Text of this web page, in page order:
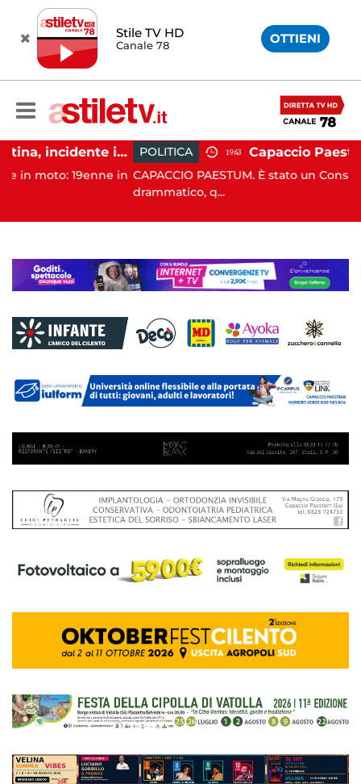
Stile TV HD
Canale 78 OTTIENI
Altavilla Silentina, incidente in moto nella notte: 19enne in prognosi riservata
19enne in
POLITICA 19:43
CAPACCIO PAESTUM. È stato un Consiglio
drammatico, q...